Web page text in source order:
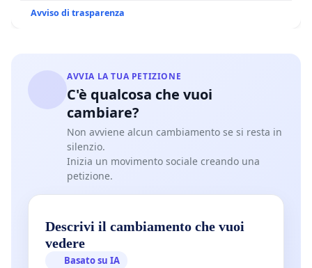
Avviso di trasparenza
AVVIA LA TUA PETIZIONE
C'è qualcosa che vuoi
cambiare?
Non avviene alcun cambiamento se si resta in
silenzio.
Inizia un movimento sociale creando una
petizione.
Descrivi il cambiamento che vuoi
vedere
Basato su IA